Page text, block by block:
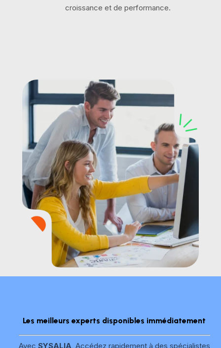
efficacement à vos objectifs de
Les meilleurs experts disponibles immédiatement